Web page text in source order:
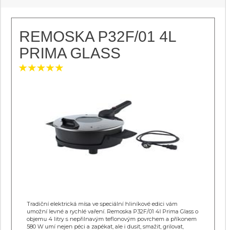
REMOSKA P32F/01 4L
PRIMA GLASS
Tradiční elektrická mísa ve speciální hliníkové edici vám
umožní levné a rychlé vaření. Remoska P32F/01 4l Prima Glass o
objemu 4 litry s nepřilnavým teflonovým povrchem a příkonem
580 W umí nejen péci a zapékat, ale i dusit, smažit, grilovat,